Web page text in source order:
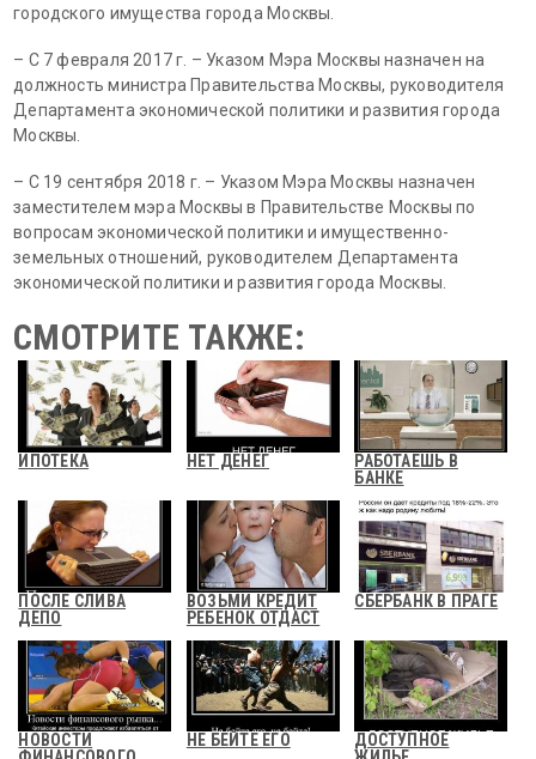
городского имущества города Москвы.
– С 7 февраля 2017 г. – Указом Мэра Москвы назначен на
должность министра Правительства Москвы, руководителя
Департамента экономической политики и развития города
Москвы.
– C 19 сентября 2018 г. – Указом Мэра Москвы назначен
заместителем мэра Москвы в Правительстве Москвы по
вопросам экономической политики и имущественно-
земельных отношений, руководителем Департамента
экономической политики и развития города Москвы.
СМОТРИТЕ ТАКЖЕ:
ИПОТЕКА НЕТ ДЕНЕГ
РАБОТАЕШЬ В
БАНКЕ
ПОСЛЕ СЛИВА
ДЕПО
ВОЗЬМИ КРЕДИТ
РЕБЕНОК ОТДАСТ
СБЕРБАНК В ПРАГЕ
НОВОСТИ
НЕ БЕЙТЕ ЕГО
ДОСТУПНОЕ